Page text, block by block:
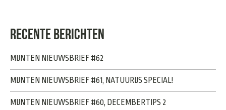
RECENTE BERICHTEN
MIJNTEN NIEUWSBRIEF #62
MIJNTEN NIEUWSBRIEF #61, NATUURIJS SPECIAL!
MIJNTEN NIEUWSBRIEF #60, DECEMBERTIPS 2